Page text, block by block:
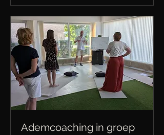
Ademcoaching in groep